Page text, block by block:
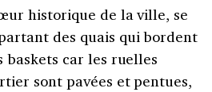
historique de la ville, se
des quais qui bordent
baskets car les ruelles
sont pavées et pentues,